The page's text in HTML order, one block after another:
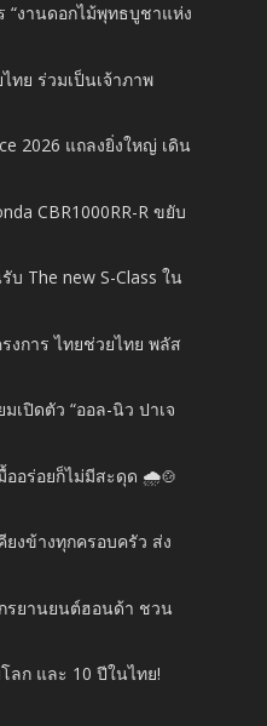
“งานดอกไม้พุทธบูชาแห่ง
ทย ร่วมเป็นเจ้าภาพ
2026 แถลงยิ่งใหญ่ เดิน
CBR1000RR-R ขยับ
บ The new S-Class ใน
งการ ไทยช่วยไทย พลัส
เปิดตัว “ออล-นิว ปาเจ
อร่อยก็ไม่มีสะดุด 🌧️🍲
งข้างทุกครอบครัว ส่ง
รยานยนต์ฮอนด้า ชวน
ลก และ 10 ปีในไทย!